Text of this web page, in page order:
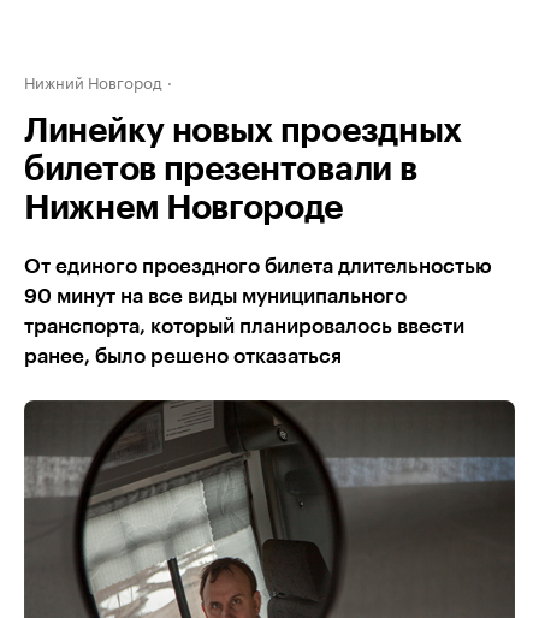
Нижний Новгород
Линейку новых проездных
билетов презентовали в
Нижнем Новгороде
От единого проездного билета длительностью
90 минут на все виды муниципального
транспорта, который планировалось ввести
ранее, было решено отказаться